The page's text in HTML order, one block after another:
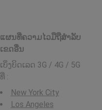
ແຜນທີ່ຄວາມໄວມືຖືສໍາລັບ
ເຂດອື່ນ
ເບິ່ງບິດເລດ 3G / 4G / 5G
ທີ່ :
New York City
Los Angeles